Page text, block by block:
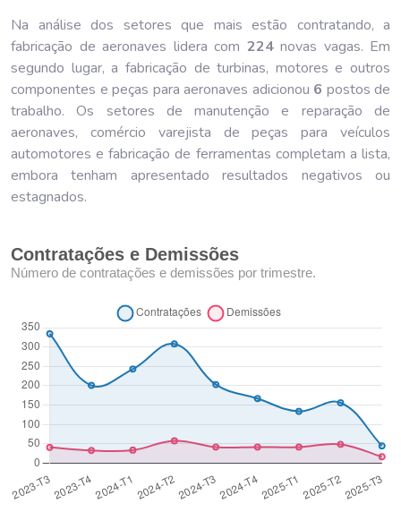
Na análise dos setores que mais estão contratando, a
fabricação de aeronaves lidera com 224novas vagas. Em
segundo lugar, a fabricação de turbinas, motores e outros
componentes e peças para aeronaves adicionou 6 postos de
trabalho. Os setores de manutenção e reparação de
aeronaves, comércio varejista de peças para veículos
automotores e fabricação de ferramentas completam a lista,
embora tenham apresentado resultados negativos ou
estagnados.
Contratações e Demissões
Número de contratações e demissões por trimestre.